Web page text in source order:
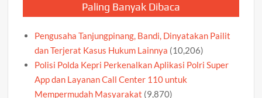
Paling Banyak Dibaca
Pengusaha Tanjungpinang, Bandi, Dinyatakan Pailit
dan Terjerat Kasus Hukum Lainnya (10,206)
Polisi Polda Kepri Perkenalkan Aplikasi Polri Super
App dan Layanan Call Center 110 untuk
Mempermudah Masyarakat (9,870)